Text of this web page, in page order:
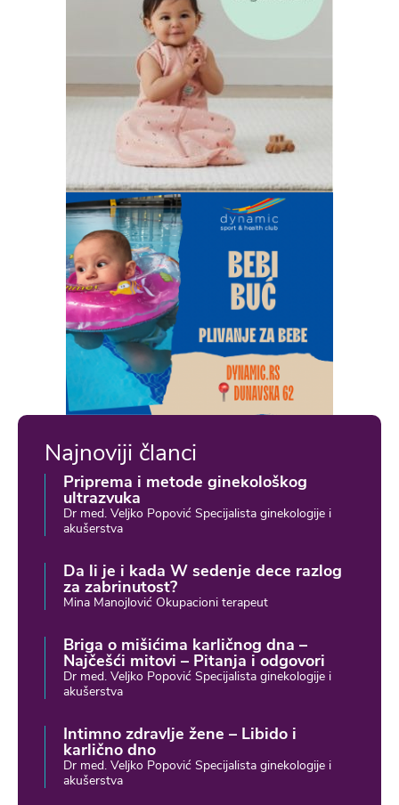
Najnoviji članci
Priprema i metode ginekološkog
ultrazvuka
Dr med. Veljko Popović Specijalista ginekologije i
akušerstva
Da li je i kada W sedenje dece razlog
za zabrinutost?
Mina Manojlović Okupacioni terapeut
Briga o mišićima karličnog dna –
Najčešći mitovi – Pitanja i odgovori
Dr med. Veljko Popović Specijalista ginekologije i
akušerstva
Intimno zdravlje žene – Libido i
karlično dno
Dr med. Veljko Popović Specijalista ginekologije i
akušerstva